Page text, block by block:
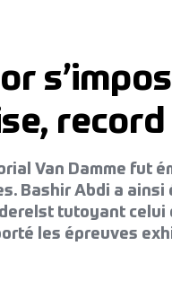
Van Damme fut
Bashir Abdi a ainsi
tutoyant celui
les épreuves